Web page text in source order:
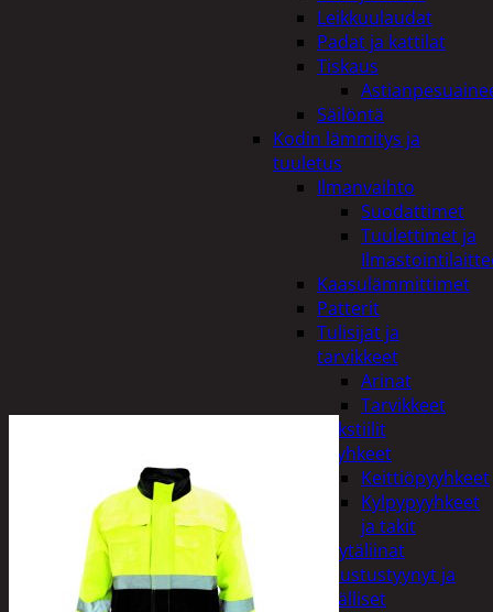
Leikkuulaudat
Padat ja kattilat
Tiskaus
Säilöntä
Kodin lämmitys ja
tuuletus
Ilmanvaihto
Suodattimet
Tuulettimet ja
Kaasulämmittimet
Patterit
Tulisijat ja
tarvikkeet
Arinat
Tarvikkeet
Kodintekstiilit
Pyyhkeet
Keittiöpyyhkeet
Kylpypyyhkeet
ja takit
Pöytäliinat
Sisustustyynyt ja
päälliset